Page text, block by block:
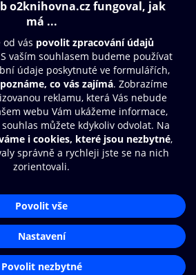
údajů
Aplikace O2 Knihovna
Čti a poslouchej své e-knihy a
audioknihy rychleji a pohodlněji.